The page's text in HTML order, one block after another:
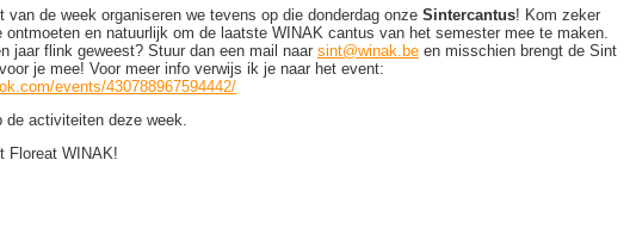
de week organiseren we tevens op die donderdag onze Sintercantus! Kom zeker
ontmoeten en natuurlijk om de laatste WINAK cantus van het semester mee te maken.
jaar flink geweest? Stuur dan een mail naar sint@winak.be en misschien brengt de Sint
je mee! Voor meer info verwijs ik je naar het event:
events/430788967594442/
de activiteiten deze week.
Floreat WINAK!